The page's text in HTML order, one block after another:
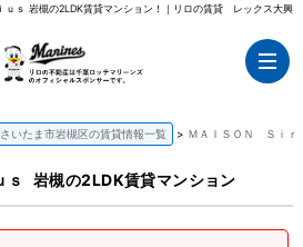
ｓ 岩槻の2LDK賃貸マンション！｜リロの賃貸 レックス大興
さいたま市岩槻区の賃貸情報一覧 ＭＡＩＳＯＮ Ｓｉｒ
ｓ 岩槻の2LDK賃貸マンション